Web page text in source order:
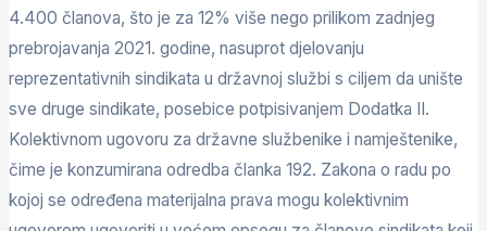
4.400 članova, što je za 12% više nego prilikom zadnjeg
prebrojavanja 2021. godine, nasuprot djelovanju
reprezentativnih sindikata u državnoj službi s ciljem da unište
sve druge sindikate, posebice potpisivanjem Dodatka II.
Kolektivnom ugovoru za državne službenike i namještenike,
čime je konzumirana odredba članka 192. Zakona o radu po
kojoj se određena materijalna prava mogu kolektivnim